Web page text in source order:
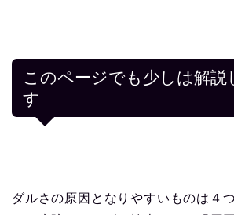
このページでも少しは解説
す
ダルさの原因となりやすいものは４